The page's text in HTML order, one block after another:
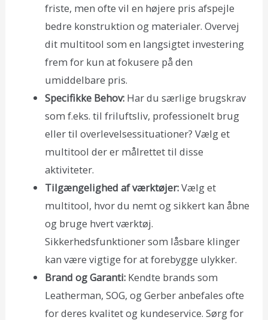
friste, men ofte vil en højere pris afspejle
bedre konstruktion og materialer. Overvej
dit multitool som en langsigtet investering
frem for kun at fokusere på den
umiddelbare pris.
Specifikke Behov:Har du særlige brugskrav
som f.eks. til friluftsliv, professionelt brug
eller til overlevelsessituationer? Vælg et
multitool der er målrettet til disse
aktiviteter.
Tilgængelighed af værktøjer:Vælg et
multitool, hvor du nemt og sikkert kan åbne
og bruge hvert værktøj.
Sikkerhedsfunktioner som låsbare klinger
kan være vigtige for at forebygge ulykker.
Brand og Garanti:Kendte brands som
Leatherman, SOG, og Gerber anbefales ofte
for deres kvalitet og kundeservice. Sørg for